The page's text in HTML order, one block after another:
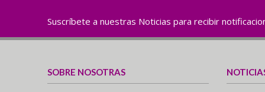
Suscríbete a nuestras Noticias para recibir
SOBRE NOSOTRAS